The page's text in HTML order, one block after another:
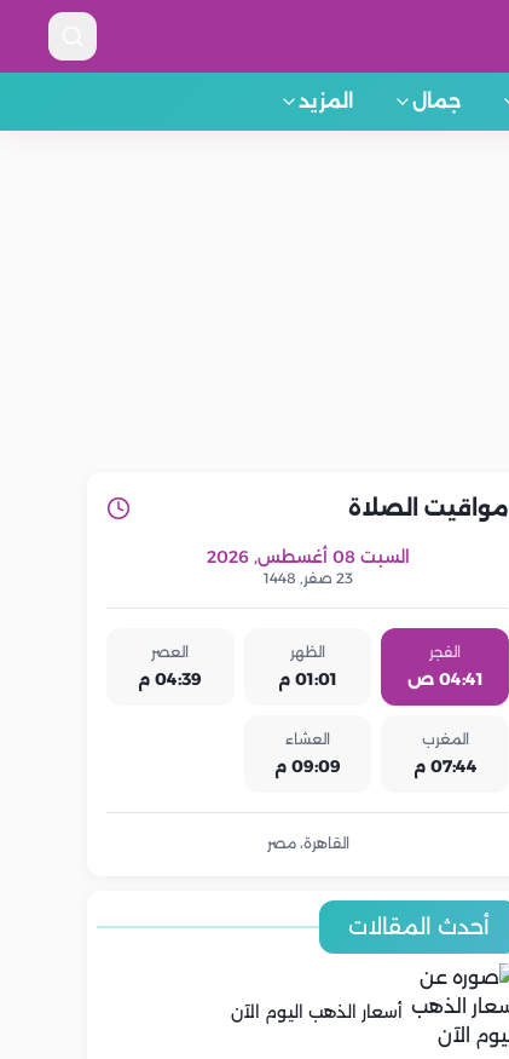
جمال المزيد
مواقيت الصلاة
السبت 08 أغسطس, 2026
23 صفر, 1448
الفجر
04:41 ص
الظهر
01:01 م
العصر
04:39 م
المغرب
07:44 م
العشاء
09:09 م
القاهرة، مصر
أحدث المقالات
أسعار الذهب اليوم الآن